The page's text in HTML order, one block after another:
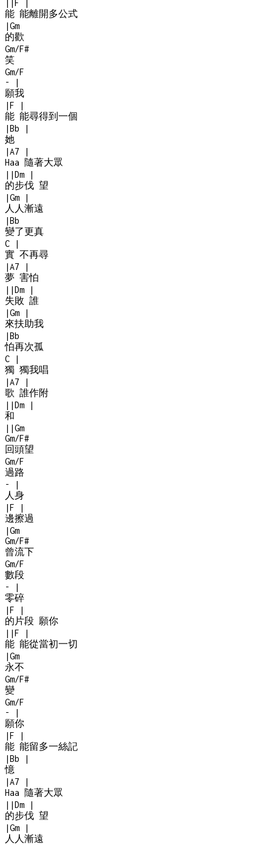
F
能 能離開多公式
|Gm
的歡
Gm/F#
笑
Gm/F
-
|
願我
|F
|
能 能尋得到一個
|Bb
|
她
|A7
|
Haa 隨著大眾
| |Dm
|
的步伐 望
|Gm
|
人人漸遠
|Bb
變了更真
C
|
實 不再尋
|A7
|
夢 害怕
| |Dm
|
失敗 誰
|Gm
|
來扶助我
|Bb
怕再次孤
C
|
獨 獨我唱
|A7
|
歌 誰作附
| |Dm
|
和
| |Gm
Gm/F#
回頭望
Gm/F
過路
-
|
人身
|F
|
邊擦過
|Gm
Gm/F#
曾流下
Gm/F
數段
-
|
零碎
|F
|
的片段 願你
| |F
|
能 能從當初一切
|Gm
永不
Gm/F#
變
Gm/F
-
|
願你
|F
|
能 能留多一絲記
|Bb
|
憶
|A7
|
Haa 隨著大眾
| |Dm
|
的步伐 望
|Gm
|
人人漸遠